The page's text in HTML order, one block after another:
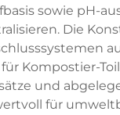
sowie pH-
Die
Kompostier-
und
für